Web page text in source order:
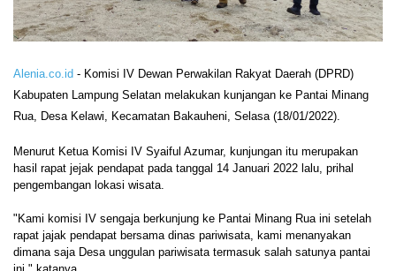
Alenia.co.id - Komisi IV Dewan Perwakilan Rakyat Daerah (DPRD)
Kabupaten Lampung Selatan melakukan kunjangan ke Pantai Minang
Rua, Desa Kelawi, Kecamatan Bakauheni, Selasa (18/01/2022).
Menurut Ketua Komisi IV Syaiful Azumar, kunjungan itu merupakan
hasil rapat jejak pendapat pada tanggal 14 Januari 2022 lalu, prihal
pengembangan lokasi wisata.
"Kami komisi IV sengaja berkunjung ke Pantai Minang Rua ini setelah
rapat jajak pendapat bersama dinas pariwisata, kami menanyakan
dimana saja Desa unggulan pariwisata termasuk salah satunya pantai